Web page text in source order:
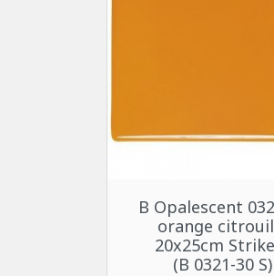
Aperçu rapide
B Opalescent
orange
20x25cm
(B 0321-30 S)